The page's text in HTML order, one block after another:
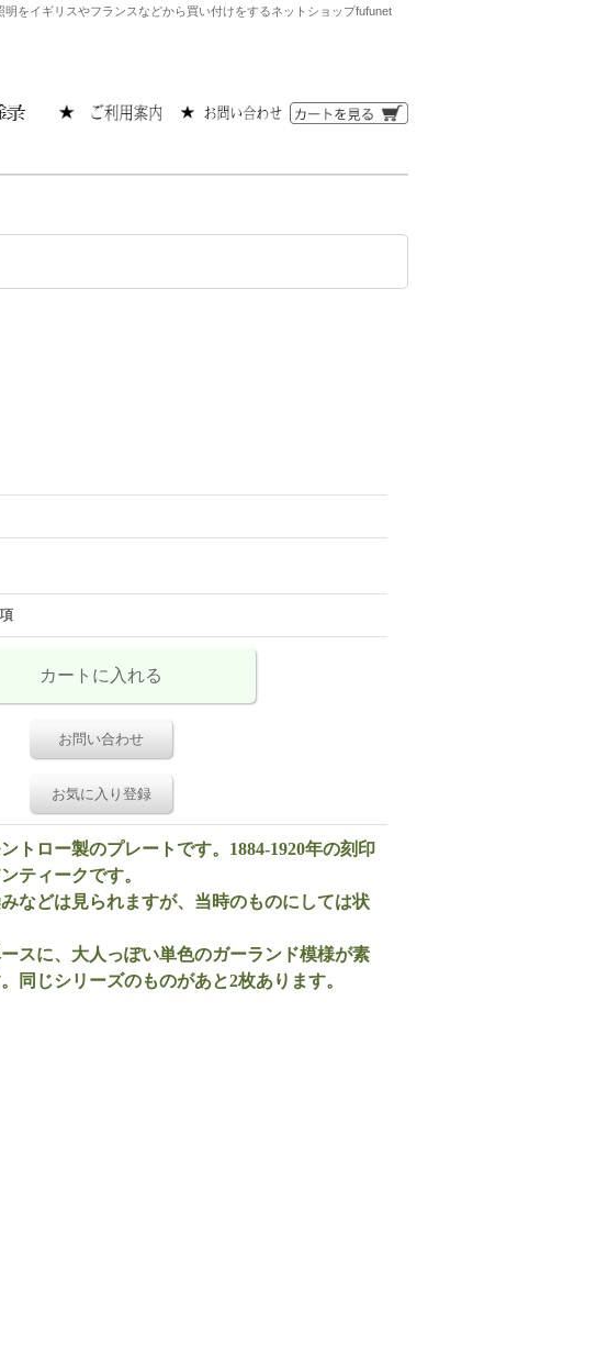
をイギリスやフランスなどから買い付けをするネットショップfufunet
お問い合わせ
お気に入り登録
トロー製のプレートです。1884-1920年の刻印
ティークです。
などは見られますが、当時のものにしては状
スに、大人っぽい単色のガーランド模様が素
同じシリーズのものがあと2枚あります。